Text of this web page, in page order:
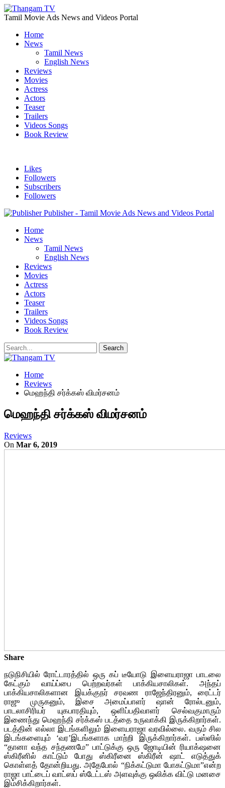
Tamil Movie Ads News and Videos Portal
Home
News
Tamil News
English News
Reviews
Movies
Actress
Actors
Teaser
Trailers
Videos Songs
Book Review
Likes
Followers
Subscribers
Followers
Publisher - Tamil Movie Ads News and Videos Portal
Home
News
Tamil News
English News
Reviews
Movies
Actress
Actors
Teaser
Trailers
Videos Songs
Book Review
Home
Reviews
மெஹந்தி சர்க்கஸ் விமர்சனம்
மெஹந்தி சர்க்கஸ் விமர்சனம்
Reviews
On Mar 6, 2019
Share
நடுநிசியில் ரோட்டாரத்தில் ஒரு கப் டீயோடு இளையராஜா பாடலை
கேட்கும் வாய்ப்பை பெற்றவர்கள் பாக்கியசாலிகள். அந்தப்
பாக்கியசாலிகளான இயக்குநர் சரவண ராஜேந்திரனும், ரைட்டர்
ராஜு முருகனும், இசை அமைப்பாளர் ஷான் ரோல்டனும்,
பாடலாசிரியர் யுகபாரதியும், ஒளிப்பதிவாளர் செல்வகுமாரும்
இணைந்து மெஹந்தி சர்க்கஸ் படத்தை உருவாக்கி இருக்கிறார்கள்.
படத்தின் எல்லா இடங்களிலும் இளையராஜா வரவில்லை. வரும் சில
இடங்களையும் ‘வர’இடங்களாக மாற்றி இருக்கிறார்கள். பஸ்ஸில்
“தானா வந்த சந்தணமே” பாட்டுக்கு ஒரு ஜோடியின் ரியாக்‌ஷனை
ஸ்கிரீனில் காட்டும் போது ஸ்கிரீனை ஸ்கிரீன் ஷாட் எடுத்துக்
கொள்ளத் தோன்றியது. அதேபோல் “நிக்கட்டுமா போகட்டுமா”என்ற
ராஜா பாட்டைப் வாட்ஸப் ஸ்டேட்டஸ் அளவுக்கு ஒலிக்க விட்டு மனசை
இம்சிக்கிறார்கள்.